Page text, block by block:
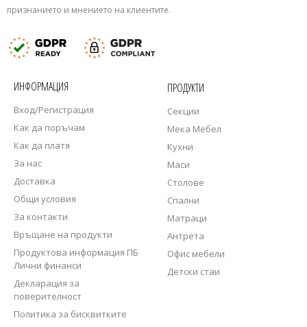
признанието и мнението на клиентите.
ИНФОРМАЦИЯ
Вход/Регистрация
Как да поръчам
Как да платя
За нас
Доставка
Общи условия
За контакти
Връщане на продукти
Продуктова информация ПБ
Лични финанси
Декларация за
поверителност
Политика за бисквитките
ПРОДУКТИ
Секции
Мека Мебел
Кухни
Маси
Столове
Спални
Матраци
Антрета
Офис мебели
Детски стаи